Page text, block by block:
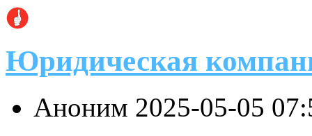
Юридическая
Аноним 2025-05-05